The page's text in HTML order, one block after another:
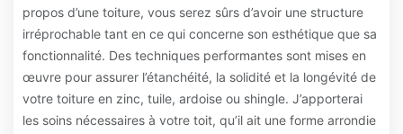
propos d’une toiture, vous serez sûrs d’avoir une structure
irréprochable tant en ce qui concerne son esthétique que sa
fonctionnalité. Des techniques performantes sont mises en
œuvre pour assurer l’étanchéité, la solidité et la longévité de
votre toiture en zinc, tuile, ardoise ou shingle. J’apporterai
les soins nécessaires à votre toit, qu’il ait une forme arrondie